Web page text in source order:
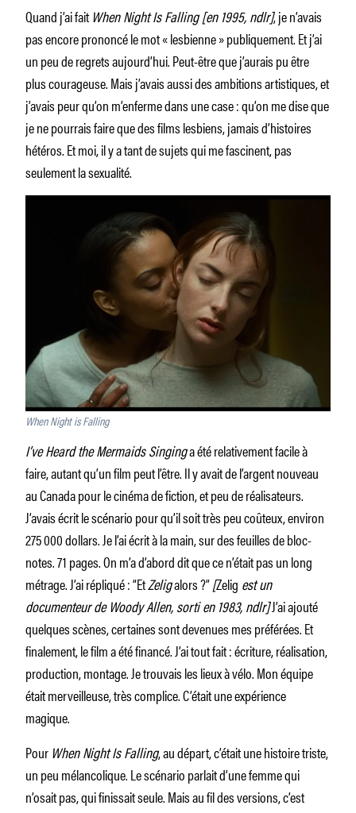
Quand j’ai faitWhen Night Is Falling [en 1995, ndlr], je n’avais
pas encore prononcé le mot « lesbienne » publiquement. Et j’ai
un peu de regrets aujourd’hui. Peut-être que j’aurais pu être
plus courageuse. Mais j’avais aussi des ambitions artistiques, et
j’avais peur qu’on m’enferme dans une case : qu’on me dise que
je ne pourrais faire que des films lesbiens, jamais d’histoires
hétéros. Et moi, il y a tant de sujets qui me fascinent, pas
seulement la sexualité.
When Night is Falling
I’ve Heard the Mermaids Singinga été relativement facile à
faire, autant qu’un film peut l’être. Il y avait de l’argent nouveau
au Canada pour le cinéma de fiction, et peu de réalisateurs.
J’avais écrit le scénario pour qu’il soit très peu coûteux, environ
275 000 dollars. Je l’ai écrit à la main, sur des feuilles de bloc-
notes. 71 pages. On m’a d’abord dit que ce n’était pas un long
métrage. J’ai répliqué : “EtZeligalors ?”[Zelig est un
documenteur de Woody Allen, sorti en 1983, ndlr]J’ai ajouté
quelques scènes, certaines sont devenues mes préférées. Et
finalement, le film a été financé. J’ai tout fait : écriture, réalisation,
production, montage. Je trouvais les lieux à vélo. Mon équipe
était merveilleuse, très complice. C’était une expérience
magique.
PourWhen Night Is Falling, au départ, c’était une histoire triste,
un peu mélancolique. Le scénario parlait d’une femme qui
n’osait pas, qui finissait seule. Mais au fil des versions, c’est